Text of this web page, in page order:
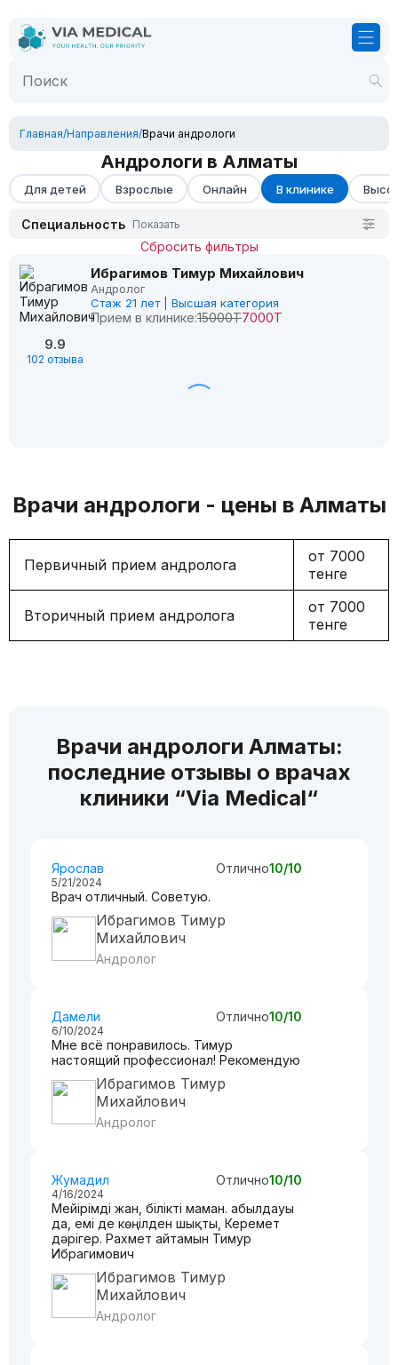
Главная/Направления/Врачи андрологи
Андрологи в Алматы
Для детей Взрослые Онлайн В клинике
Специальность Показать
Сбросить фильтры
9.9
102 отзыва
Ибрагимов Тимур Михайлович
Андролог
Стаж 21 лет | Высшая категория
Прием в клинике:15000Т7000Т
Врачи андрологи - цены в Алматы
Первичный прием андролога
от 7000
тенге
Вторичный прием андролога
от 7000
тенге
Врачи андрологи Алматы:
последние отзывы о врачах
клиники “Via Medical“
Ярослав Отлично10/10
5/21/2024
Врач отличный. Советую.
Ибрагимов Тимур
Михайлович
Андролог
Дамели Отлично10/10
6/10/2024
Мне всё понравилось. Тимур
настоящий профессионал! Рекомендую
Ибрагимов Тимур
Михайлович
Андролог
Жумадил Отлично10/10
4/16/2024
Мейірімді жан, білікті маман. Қабылдауы
да, емі де көңілден шықты, Керемет
дәрігер. Рахмет айтамын Тимур
Ибрагимович
Ибрагимов Тимур
Михайлович
Андролог